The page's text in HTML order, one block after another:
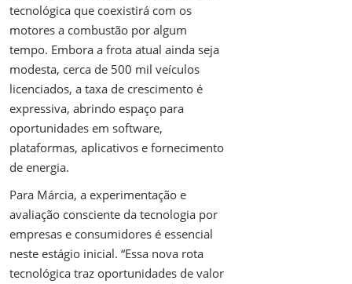
tecnológica que coexistirá com os
motores a combustão por algum
tempo. Embora a frota atual ainda seja
modesta, cerca de 500 mil veículos
licenciados, a taxa de crescimento é
expressiva, abrindo espaço para
oportunidades em software,
plataformas, aplicativos e fornecimento
de energia.
Para Márcia, a experimentação e
avaliação consciente da tecnologia por
empresas e consumidores é essencial
neste estágio inicial. “Essa nova rota
tecnológica traz oportunidades de valor